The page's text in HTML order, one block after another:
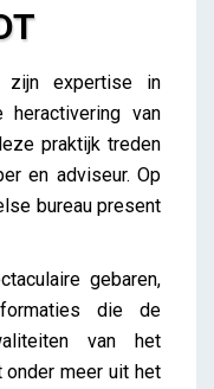
zijn expertise in
heractivering van
praktijk treden
en adviseur. Op
bureau present
gebaren,
die de
van het
onder meer uit het